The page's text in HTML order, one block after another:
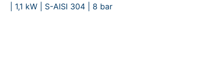
| 1,1 kW | S-AISI 304 | 8 bar